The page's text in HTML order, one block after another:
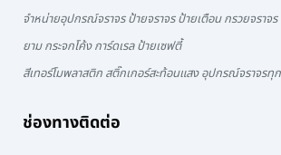
จำหน่ายอุปกรณ์จราจร ป้ายจราจร ป้ายเตือน กรวยจราจ
ยาม กระจกโค้ง การ์ดเรล ป้ายเซฟตี้
สีเทอร์โมพลาสติก สติ๊กเกอร์สะท้อนแสง อุปกรณ์จราจรทุ
ช่องทางติดต่อ